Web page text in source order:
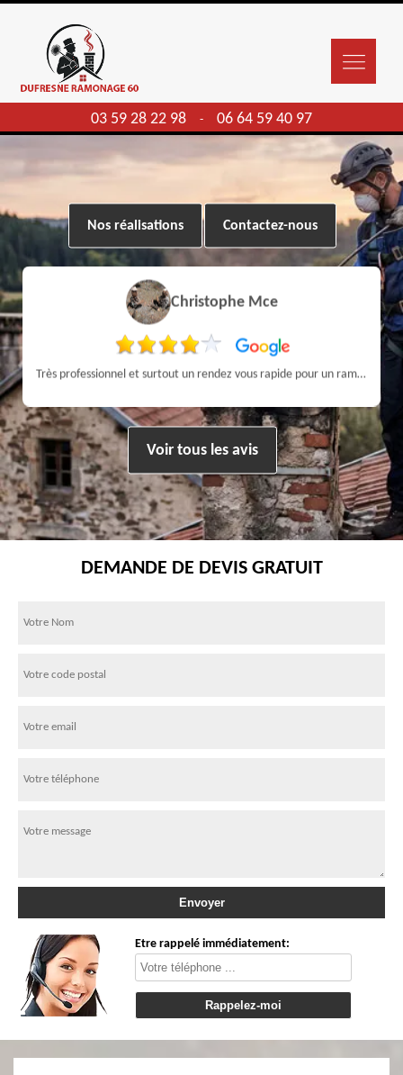
03 59 28 22 98 - 06 64 59 40 97
Nos réalisations Contactez-nous
Christophe Mce
Très professionnel et surtout un rendez vous rapide pour un ramonage efficace
Voir tous les avis
DEMANDE DE DEVIS GRATUIT
Etre rappelé immédiatement: